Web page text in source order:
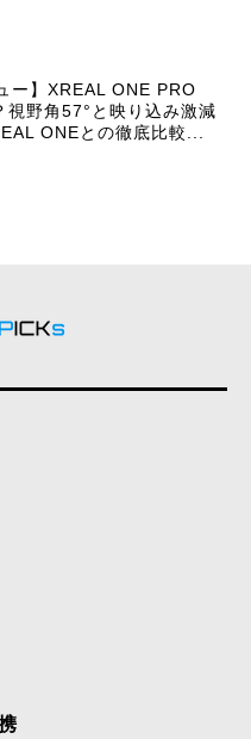
ー】XREAL ONE PRO
視野角57°と映り込み激減
ONEとの徹底比較...